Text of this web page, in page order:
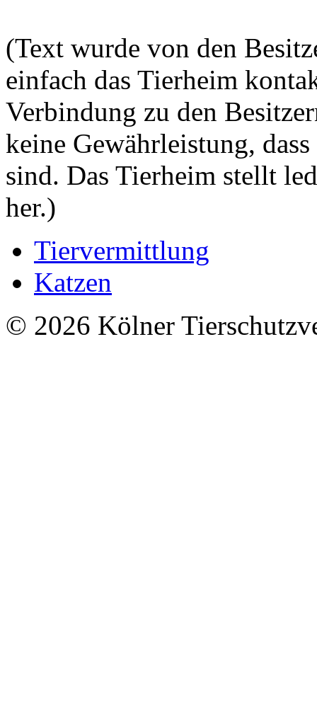
(Text wurde von den
einfach das Tierheim
Verbindung zu den
keine Gewährleistung,
sind. Das Tierheim stellt
her.)
Tiervermittlung
Katzen
© 2026 Kölner